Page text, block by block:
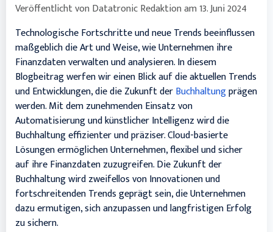
Veröffentlicht vonDatatronic Redaktionam13. Juni 2024
Technologische Fortschritte und neue Trends beeinflussen
maßgeblich die Art und Weise, wie Unternehmen ihre
Finanzdaten verwalten und analysieren. In diesem
Blogbeitrag werfen wir einen Blick auf die aktuellen Trends
und Entwicklungen, die die Zukunft derBuchhaltungprägen
werden. Mit dem zunehmenden Einsatz von
Automatisierung und künstlicher Intelligenz wird die
Buchhaltung effizienter und präziser. Cloud-basierte
Lösungen ermöglichen Unternehmen, flexibel und sicher
auf ihre Finanzdaten zuzugreifen. Die Zukunft der
Buchhaltung wird zweifellos von Innovationen und
fortschreitenden Trends geprägt sein, die Unternehmen
dazu ermutigen, sich anzupassen und langfristigen Erfolg
zu sichern.